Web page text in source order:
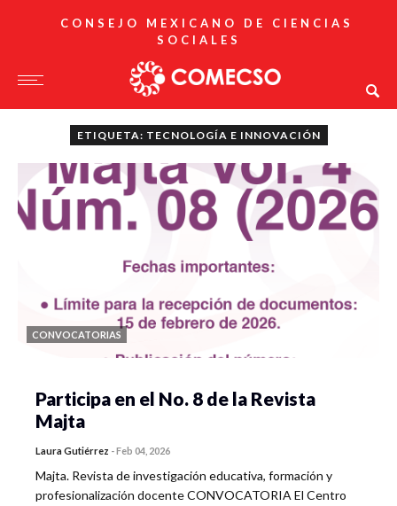
CONSEJO MEXICANO DE CIENCIAS
SOCIALES
ETIQUETA: TECNOLOGÍA E INNOVACIÓN
CONVOCATORIAS
Participa en el No. 8 de la Revista
Majta
Laura Gutiérrez -Feb 04, 2026
Majta. Revista de investigación educativa, formación y
profesionalización docente CONVOCATORIA El Centro